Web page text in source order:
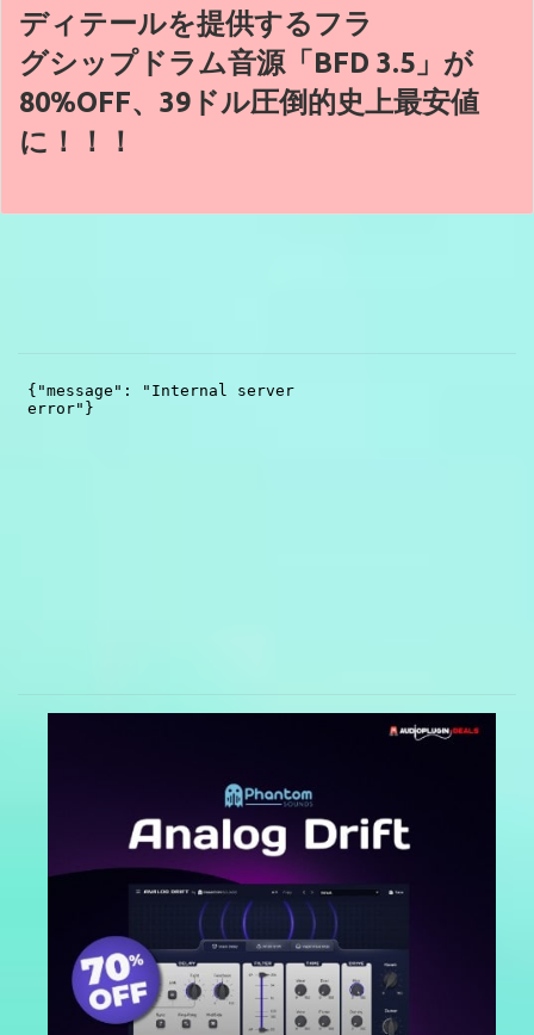
ディテールを提供するフラ
グシップドラム音源「BFD 3.5」が
80%OFF、39ドル圧倒的史上最安値
に！！！